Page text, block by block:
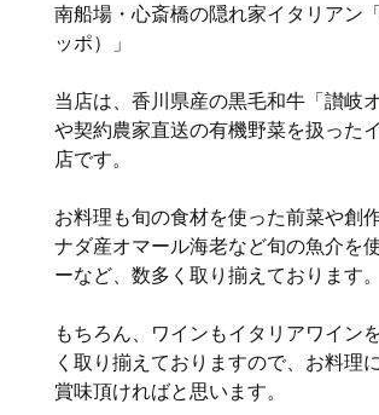
南船場・心斎橋の隠れ家イタリアン
ッポ）」
当店は、香川県産の黒毛和牛「讃岐
や契約農家直送の有機野菜を扱った
店です。
お料理も旬の食材を使った前菜や創
ナダ産オマール海老など旬の魚介を
ーなど、数多く取り揃えております。
もちろん、ワインもイタリアワイン
く取り揃えておりますので、お料理
賞味頂ければと思います。